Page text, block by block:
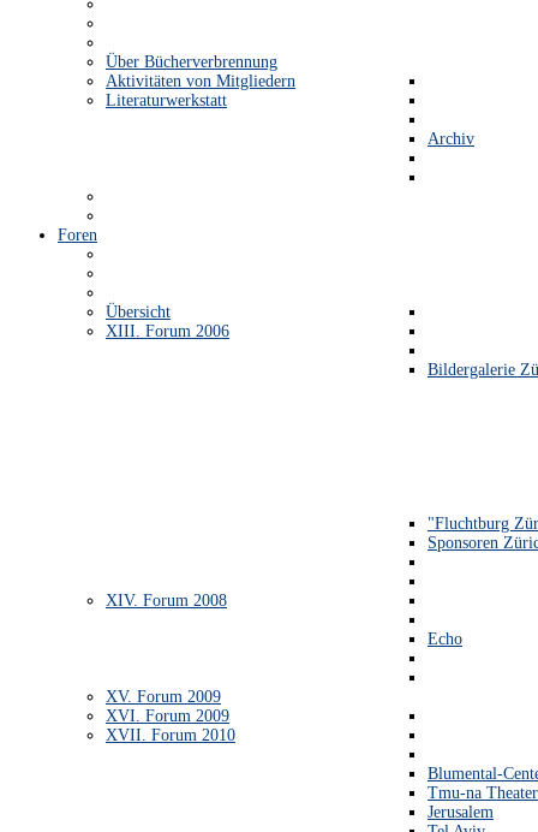
Über Bücherverbrennung
Aktivitäten von Mitgliedern
Literaturwerkstatt
Archiv
Foren
Übersicht
XIII. Forum 2006
Bildergalerie
"Fluchtburg
Sponsoren
XIV. Forum 2008
Echo
XV. Forum 2009
XVI. Forum 2009
XVII. Forum 2010
Blumental-
Tmu-na Theater
Jerusalem